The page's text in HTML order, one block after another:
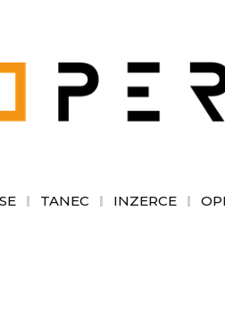
TANEC INZERCE